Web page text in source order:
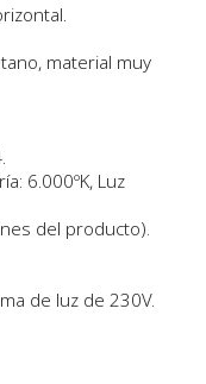
material muy
6.000ºK, Luz
del producto).
de luz de 230V.